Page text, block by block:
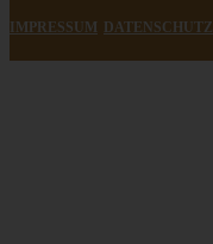
IMPRESSUM DATENSCHUTZ